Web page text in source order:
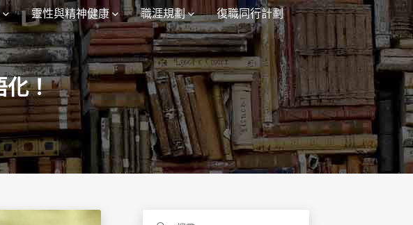
靈性與精神健康 職涯規劃 復職同行計劃
化！